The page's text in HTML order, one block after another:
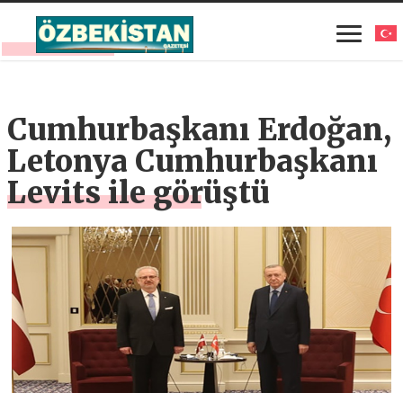
Cumhurbaşkanı Erdoğan,
Letonya Cumhurbaşkanı
Levits ile görüştü